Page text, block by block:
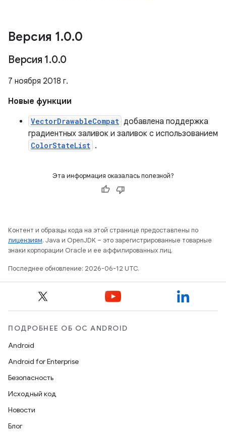
Версия 1.0.0
Версия 1.0.0
7 ноября 2018 г.
Новые функции
VectorDrawableCompat добавлена ​​поддержка
градиентных заливок и заливок с использованием
ColorStateList .
Эта информация оказалась полезной?
Контент и образцы кода на этой странице предоставлены по
лицензиям. Java и OpenJDK – это зарегистрированные товарные
знаки корпорации Oracle и ее аффилированных лиц.
Последнее обновление: 2026-06-12 UTC.
ПОДРОБНЕЕ ОБ ОС ANDROID
Android
Android for Enterprise
Безопасность
Исходный код
Новости
Блог